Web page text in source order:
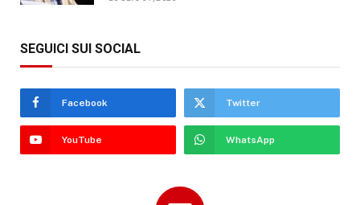
SEGUICI SUI SOCIAL
Facebook Twitter
YouTube WhatsApp